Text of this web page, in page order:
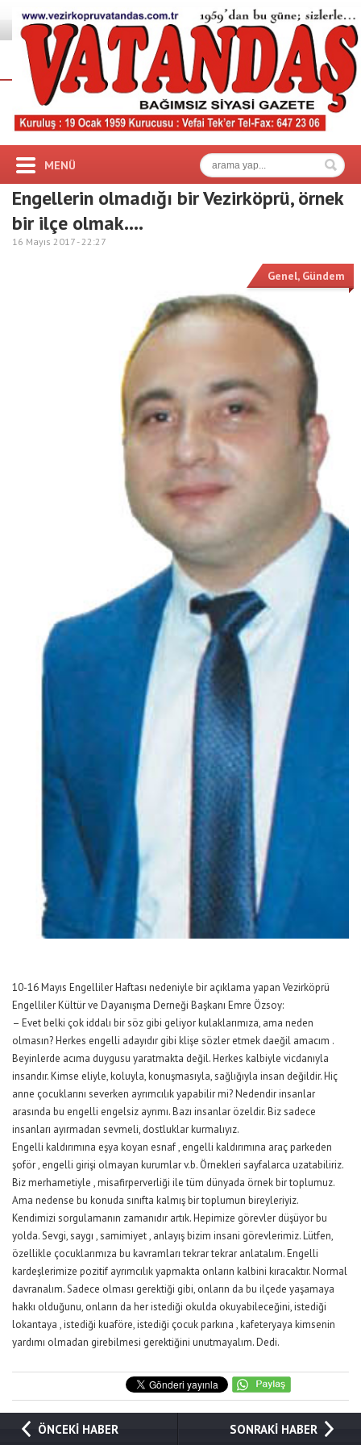
MENÜ
Engellerin olmadığı bir Vezirköprü, örnek
bir ilçe olmak….
16 Mayıs 2017 -22:27
Genel, Gündem
10-16 Mayıs Engelliler Haftası nedeniyle bir açıklama yapan Vezirköprü
Engelliler Kültür ve Dayanışma Derneği Başkanı Emre Özsoy:
– Evet belki çok iddalı bir söz gibi geliyor kulaklarımıza, ama neden
olmasın? Herkes engelli adayıdır gibi klişe sözler etmek daeğil amacım .
Beyinlerde acıma duygusu yaratmakta değil. Herkes kalbiyle vicdanıyla
insandır. Kimse eliyle, koluyla, konuşmasıyla, sağlığıyla insan değildir. Hiç
anne çocuklarını severken ayrımcılık yapabilir mi? Nedendir insanlar
arasında bu engelli engelsiz ayrımı. Bazı insanlar özeldir. Biz sadece
insanları ayırmadan sevmeli, dostluklar kurmalıyız.
Engelli kaldırımına eşya koyan esnaf , engelli kaldırımına araç parkeden
şoför , engelli girişi olmayan kurumlar v.b. Örnekleri sayfalarca uzatabiliriz.
Biz merhametiyle , misafirperverliği ile tüm dünyada örnek bir toplumuz.
Ama nedense bu konuda sınıfta kalmış bir toplumun bireyleriyiz.
Kendimizi sorgulamanın zamanıdır artık. Hepimize görevler düşüyor bu
yolda. Sevgi, saygı , samimiyet , anlayış bizim insani görevlerimiz. Lütfen,
özellikle çocuklarımıza bu kavramları tekrar tekrar anlatalım. Engelli
kardeşlerimize pozitif ayrımcılık yapmakta onların kalbini kıracaktır. Normal
davranalım. Sadece olması gerektiği gibi, onların da bu ilçede yaşamaya
hakkı olduğunu, onların da her istediği okulda okuyabileceğini, istediği
lokantaya , istediği kuaföre, istediği çocuk parkına , kafeteryaya kimsenin
yardımı olmadan girebilmesi gerektiğini unutmayalım. Dedi.
ÖNCEKİ HABER SONRAKİ HABER